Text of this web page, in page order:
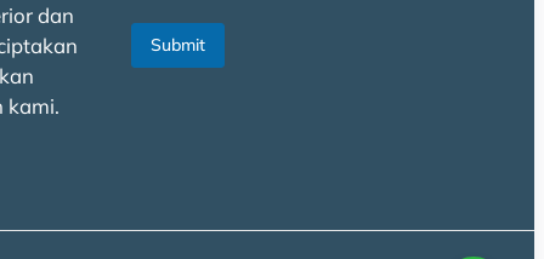
dan
kami.
Submit